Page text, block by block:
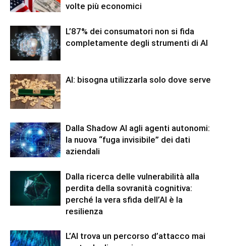
volte più economici
L’87% dei consumatori non si fida
completamente degli strumenti di AI
AI: bisogna utilizzarla solo dove serve
Dalla Shadow AI agli agenti autonomi:
la nuova “fuga invisibile” dei dati
aziendali
Dalla ricerca delle vulnerabilità alla
perdita della sovranità cognitiva:
perché la vera sfida dell’AI è la
resilienza
L’AI trova un percorso d’attacco mai